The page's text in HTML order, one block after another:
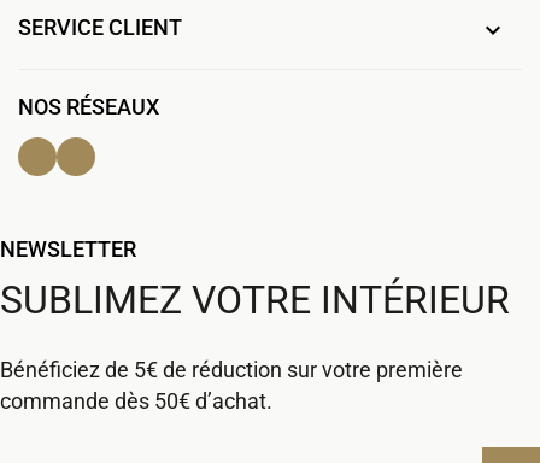
SERVICE CLIENT 
NOS RÉSEAUX
Facebook
NEWSLETTER
SUBLIMEZ VOTRE INTÉRIEUR
Bénéficiez de 5€ de réduction sur votre première
commande dès 50€ d’achat.